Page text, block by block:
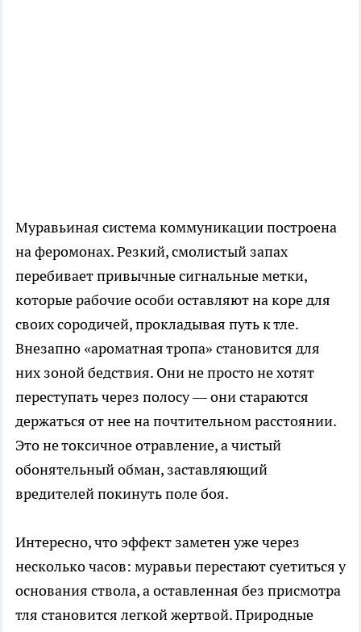
Муравьиная система коммуникации построена
на феромонах. Резкий, смолистый запах
перебивает привычные сигнальные метки,
которые рабочие особи оставляют на коре для
своих сородичей, прокладывая путь к тле.
Внезапно «ароматная тропа» становится для
них зоной бедствия. Они не просто не хотят
переступать через полосу — они стараются
держаться от нее на почтительном расстоянии.
Это не токсичное отравление, а чистый
обонятельный обман, заставляющий
вредителей покинуть поле боя.
Интересно, что эффект заметен уже через
несколько часов: муравьи перестают суетиться у
основания ствола, а оставленная без присмотра
тля становится легкой жертвой. Природные